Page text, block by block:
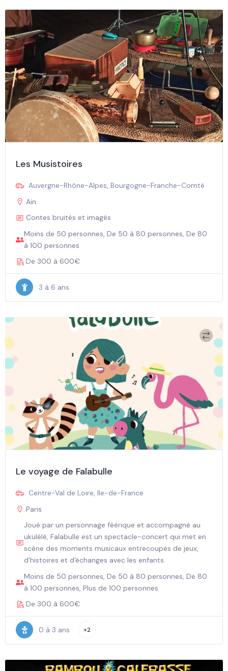
Les Musistoires
Auvergne-Rhône-Alpes, Bourgogne-Franche-Comté
Ain
Contes bruités et imagés
Moins de 50 personnes, De 50 à 80 personnes, De 80
à 100 personnes
De 300 à 600€
3 à 6 ans
Le voyage de Falabulle
Centre-Val de Loire, Ile-de-France
Paris
Joué par un personnage féérique et accompagné au
ukulélé, Falabulle est un spectacle-concert qui met en
scène des moments musicaux entrecoupés de jeux,
d'histoires et d'échanges avec les enfants.
Moins de 50 personnes, De 50 à 80 personnes, De 80
à 100 personnes, Plus de 100 personnes
De 300 à 600€
0 à 3 ans +2